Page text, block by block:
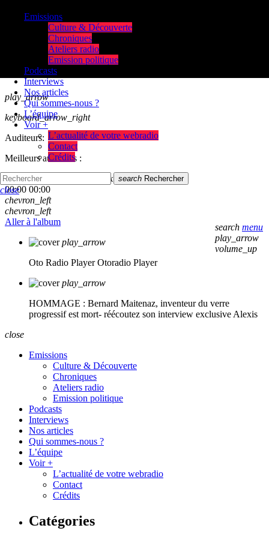
play_arrow
keyboard_arrow_right
Auditeurs:
Meilleurs auditeurs :
skip_previous
skip_next
00:00 00:00
chevron_left
chevron_left
Aller à l'album
play_arrow
Oto Radio Player Otoradio Player
play_arrow
HOMMAGE : Bernard Maitenaz, inventeur du verre
progressif est mort- réécoutez son interview exclusive Alexis
Emissions
Culture & Découverte
Chroniques
Ateliers radio
Emission politique
Podcasts
Interviews
Nos articles
Qui sommes-nous ?
L’équipe
Voir +
L’actualité de votre webradio
Contact
Crédits
search menu
play_arrow
volume_up
search Rechercher
close
close
Emissions
Culture & Découverte
Chroniques
Ateliers radio
Emission politique
Podcasts
Interviews
Nos articles
Qui sommes-nous ?
L’équipe
Voir +
L’actualité de votre webradio
Contact
Crédits
Catégories